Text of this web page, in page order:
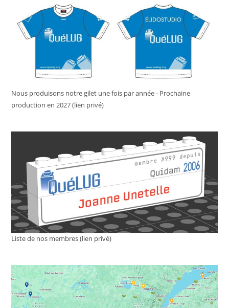
Nous produisons notre gilet une fois par année - Prochaine
production en 2027 (lien privé)
Liste de nos membres (lien privé)